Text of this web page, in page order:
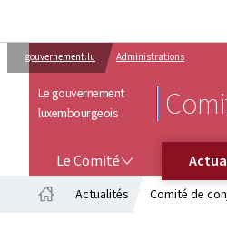
gouvernement.lu Administrations
Le gouvernement
luxembourgeois
Le Comité
Actualités Comité de